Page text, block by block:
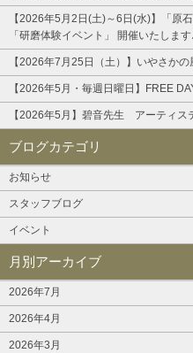
【2026年5月2日(土)～6日(水)】「原
「研磨体験イベント」 開催いたします
【2026年7月25日（土）】いやさか
【2026年5月・毎週日曜日】FREE
【2026年5月】碧音先生 アーティス
ブログカテゴリ
お知らせ
スタッフブログ
イベント
月別アーカイブ
2026年7月
2026年4月
2026年3月